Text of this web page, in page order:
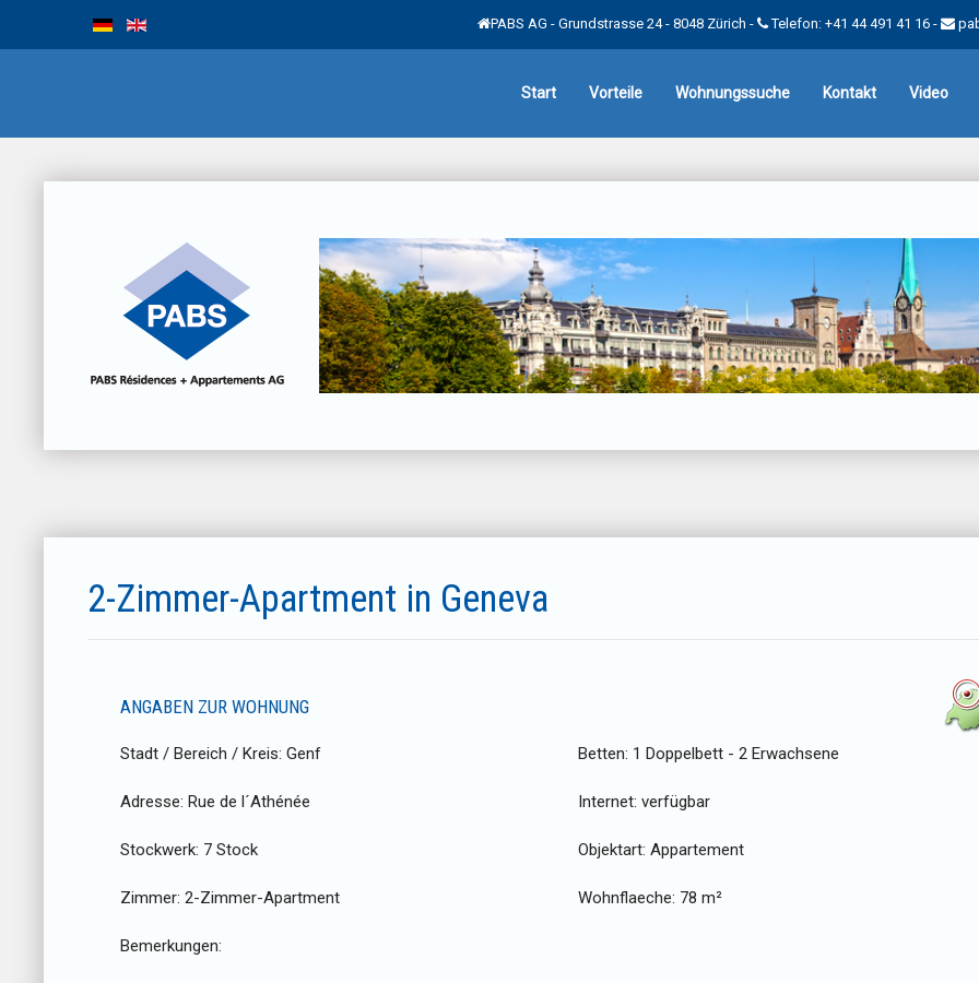
PABS AG - Grundstrasse 24 - 8048 Zürich - Telefon: +41 44 491 41 16 -
Start Vorteile Wohnungssuche Kontakt Video
2-Zimmer-Apartment in Geneva
ANGABEN ZUR WOHNUNG
Stadt / Bereich / Kreis: Genf
Adresse: Rue de l´Athénée
Stockwerk: 7 Stock
Zimmer: 2-Zimmer-Apartment
Bemerkungen:
Betten: 1 Doppelbett - 2 Erwachsene
Internet: verfügbar
Objektart: Appartement
Wohnflaeche: 78 m²